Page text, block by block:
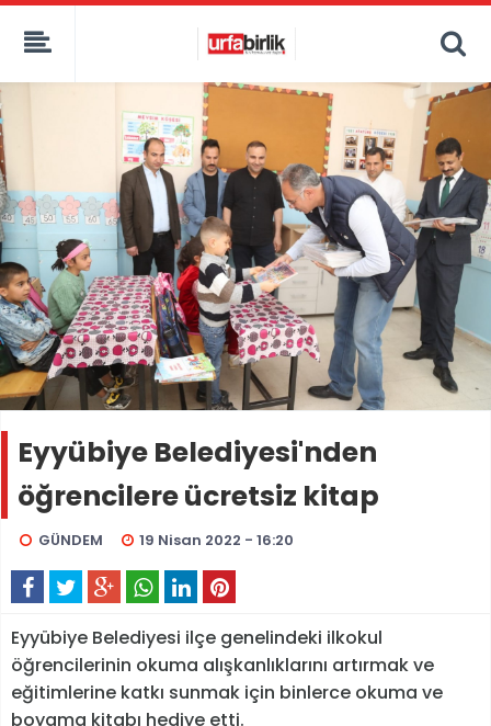
Eyyübiye Belediyesi'nden
öğrencilere ücretsiz kitap
GÜNDEM 19 Nisan 2022 - 16:20
Eyyübiye Belediyesi ilçe genelindeki ilkokul
öğrencilerinin okuma alışkanlıklarını artırmak ve
eğitimlerine katkı sunmak için binlerce okuma ve
boyama kitabı hediye etti.